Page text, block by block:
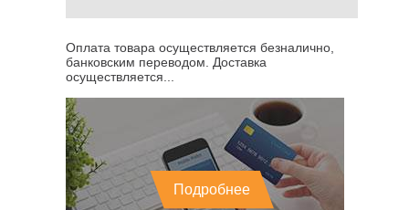
Оплата товара осуществляется безналично,
банковским переводом. Доставка
осуществляется...
Подробнее